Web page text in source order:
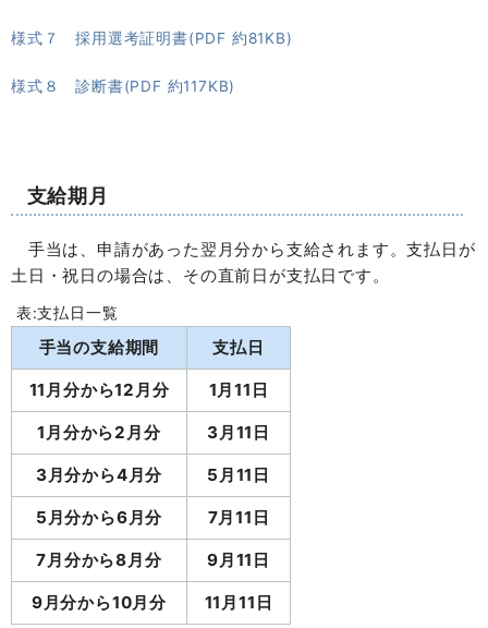
様式７ 採用選考証明書(PDF 約81KB)
様式８ 診断書(PDF 約117KB)
支給期月
手当は、申請があった翌月分から支給されます。支払日が
土日・祝日の場合は、その直前日が支払日です。
表:支払日一覧
手当の支給期間 支払日
11月分から12月分 1月11日
1月分から2月分 3月11日
3月分から4月分 5月11日
5月分から6月分 7月11日
7月分から8月分 9月11日
9月分から10月分 11月11日